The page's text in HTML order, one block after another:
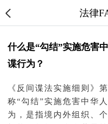
法律
什么是“勾结”实施危害
谍行为？
《 反间谍法实施细则》
称“勾结”实施危害中华
为，是指境内外组织、